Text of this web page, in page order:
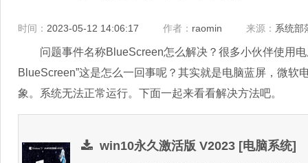
时间： 2023-05-12 14:06:17 作者： raomin 来源： 系统部
问题事件名称BlueScreen怎么解决？很多小伙伴使用电
BlueScreen”这是怎么一回事呢？其实就是电脑蓝屏，微
象。系统无法正常运行。下面一起来看看解决方法吧。
win10永久激活版 V2023 [电脑系统]